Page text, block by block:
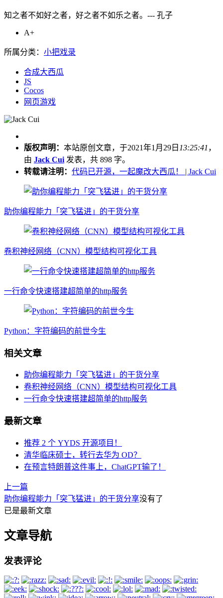
知之者不如好之者，好之者不如乐之者。--- 孔子
A+
所属分类： 小把戏录
合成大西瓜
JS
Cocos
网页游戏
版权声明： 本站原创文章，于2021年1月29日 13:25:41 ，
由 Jack Cui 发表，共 898 字。
转载请注明： 代码已开源，一起魔改大西瓜！ | Jack Cui
助你编程能力「突飞猛进」的干货分享
卷积神经网络（CNN）模型结构可视化工具
一行命令快速搭建超简单的http服务
Python：字符编码的前世今生
相关文章
助你编程能力「突飞猛进」的干货分享
卷积神经网络（CNN）模型结构可视化工具
一行命令快速搭建超简单的http服务
最新文章
推荐 2 个 YYDS 开源项目！
清华临床硕士，转行去华为 OD？
在预言特朗普这件事上，ChatGPT输了！
上一篇
助你编程能力「突飞猛进」的干货分享没有了
已是最新文章
文章导航
发表评论